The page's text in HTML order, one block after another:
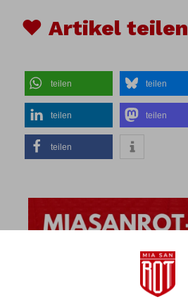
♥ Artikel teilen
teilen teilen
teilen teilen
teilen